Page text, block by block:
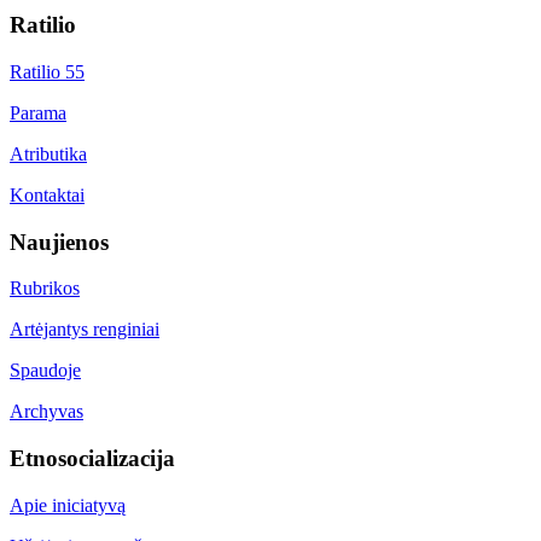
Ratilio
Ratilio 55
Parama
Atributika
Kontaktai
Naujienos
Rubrikos
Artėjantys renginiai
Spaudoje
Archyvas
Etnosocializacija
Apie iniciatyvą